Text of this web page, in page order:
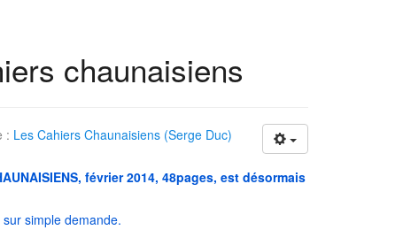
chaunaisiens
: Les Cahiers Chaunaisiens (Serge Duc)
février 2014, 48pages, est désormais
simple demande.